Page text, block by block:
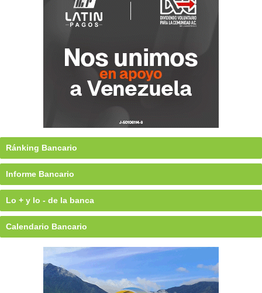
Ránking Bancario
Informe Bancario
Lo + y lo - de la banca
Calendario Bancario